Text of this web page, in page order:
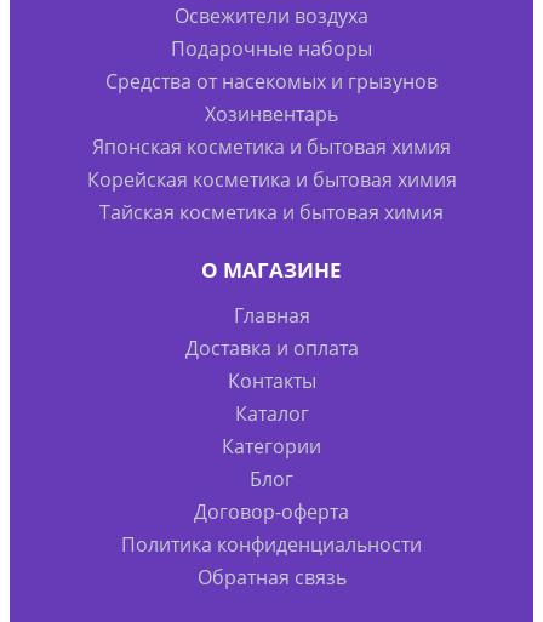
Освежители воздуха
Подарочные наборы
Средства от насекомых и грызунов
Хозинвентарь
Японская косметика и бытовая химия
Корейская косметика и бытовая химия
Тайская косметика и бытовая химия
О МАГАЗИНЕ
Главная
Доставка и оплата
Контакты
Каталог
Категории
Блог
Договор-оферта
Политика конфиденциальности
Обратная связь